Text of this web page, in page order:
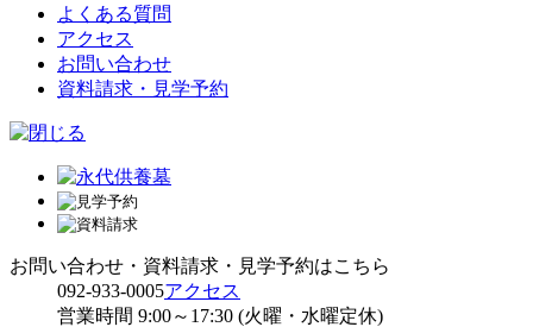
よくある質問
アクセス
お問い合わせ
資料請求・見学予約
お問い合わせ・資料請求・見学予約はこちら
092-933-0005アクセス
営業時間 9:00～17:30 (火曜・水曜定休)